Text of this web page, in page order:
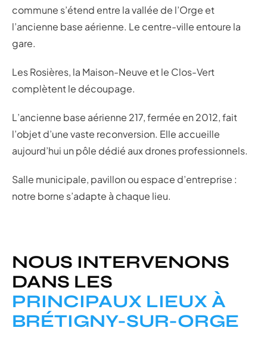
commune s’étend entre la vallée de l’Orge et
l’ancienne base aérienne. Le centre-ville entoure la
gare.
Les Rosières, la Maison-Neuve et le Clos-Vert
complètent le découpage.
L’ancienne base aérienne 217, fermée en 2012, fait
l’objet d’une vaste reconversion. Elle accueille
aujourd’hui un pôle dédié aux drones professionnels.
Salle municipale, pavillon ou espace d’entreprise :
notre borne s’adapte à chaque lieu.
NOUS INTERVENONS
DANS LES
PRINCIPAUX LIEUX À
BRÉTIGNY-SUR-ORGE